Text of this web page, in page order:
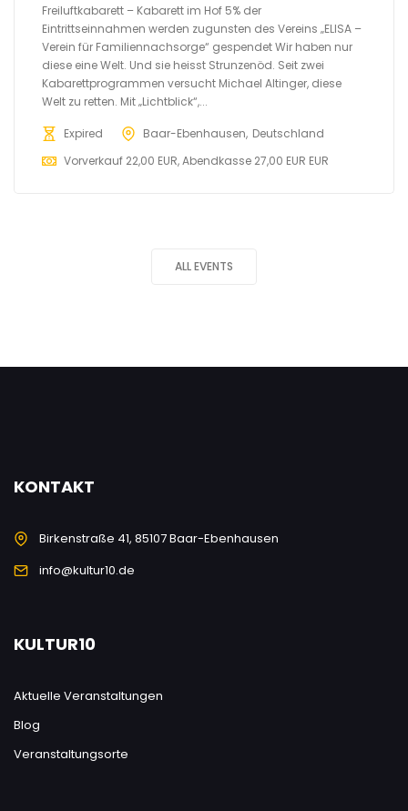
Freiluftkabarett – Kabarett im Hof 5% der
Eintrittseinnahmen werden zugunsten des Vereins „ELISA –
Verein für Familiennachsorge“ gespendet Wir haben nur
diese eine Welt. Und sie heisst Strunzenöd. Seit zwei
Kabarettprogrammen versucht Michael Altinger, diese
Welt zu retten. Mit „Lichtblick“,...
Expired Baar-Ebenhausen Deutschland
Vorverkauf 22,00 EUR, Abendkasse 27,00 EUR EUR
ALL EVENTS
KONTAKT
Birkenstraße 41, 85107 Baar-Ebenhausen
info@kultur10.de
KULTUR10
Aktuelle Veranstaltungen
Blog
Veranstaltungsorte